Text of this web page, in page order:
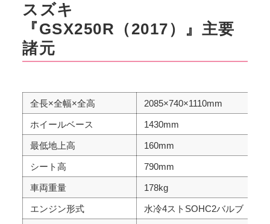
スズキ
『GSX250R（2017）』主要
諸元
全長×全幅×全高 2085×740×1110mm
ホイールベース 1430mm
最低地上高 160mm
シート高 790mm
車両重量 178kg
エンジン形式 水冷4ストSOHC2バルブ